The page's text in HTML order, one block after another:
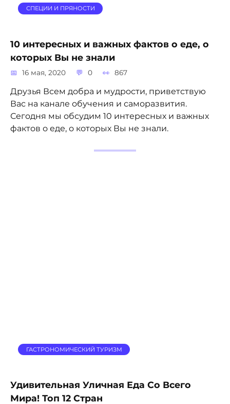
СПЕЦИИ И ПРЯНОСТИ
10 интересных и важных фактов о еде, о
которых Вы не знали
16 мая, 2020 0 867
Друзья Всем добра и мудрости, приветствую
Вас на канале обучения и саморазвития.
Сегодня мы обсудим 10 интересных и важных
фактов о еде, о которых Вы не знали.
ГАСТРОНОМИЧЕСКИЙ ТУРИЗМ
Удивительная Уличная Еда Со Всего
Мира! Топ 12 Стран